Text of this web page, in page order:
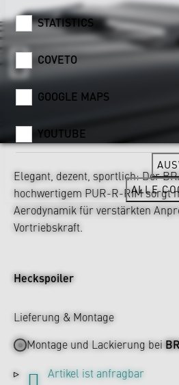
Elegant, dezent, sportlich: Der
hochwertigem PUR-R-RIM sorgt
Aerodynamik für verstärkten
Vortriebskraft.
Heckspoiler
Lieferung & Montage
Montage und Lackierung bei
Artikel ist anfragbar
STATISTICS
COVETO
GOOGLE MAPS
YOUTUBE
ALLE